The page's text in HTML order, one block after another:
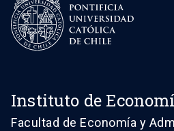
Instituto de
Facultad de Economía y